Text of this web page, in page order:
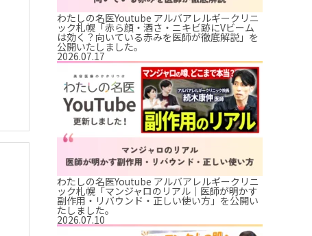
わたしの名医Youtube アルバアレルギークリニ
ック札幌「赤ら顔・酒さ・ニキビ跡にVビーム
は効く？向いている赤みを医師が徹底解説」を
公開いたしました。
2026.07.17
わたしの名医Youtube アルバアレルギークリニ
ック札幌「マンジャロのリアル｜医師が明かす
副作用・リバウンド・正しい使い方」を公開い
たしました。
2026.07.10